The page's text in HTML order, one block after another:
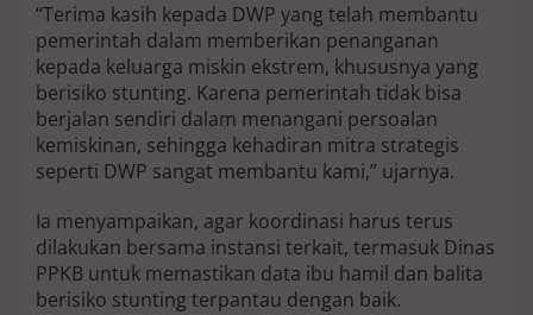
i
s
k
n
a
n
“Terima kasih kepada DWP yang telah membantu
pemerintah dalam memberikan penanganan
kepada keluarga miskin ekstrem, khususnya yang
berisiko stunting. Karena pemerintah tidak bisa
berjalan sendiri dalam menangani persoalan
kemiskinan, sehingga kehadiran mitra strategis
seperti DWP sangat membantu kami,” ujarnya.
Ia menyampaikan, agar koordinasi harus terus
dilakukan bersama instansi terkait, termasuk Dinas
PPKB untuk memastikan data ibu hamil dan balita
berisiko stunting terpantau dengan baik.